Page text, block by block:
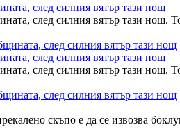
след силния вятър тази нощ
след силния вятър тази
след силния вятър тази нощ
след силния вятър тази
скъпо е да се извозва